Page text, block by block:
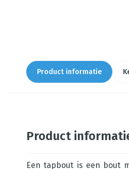
Product informatie
Product
Een tapbout is een bout